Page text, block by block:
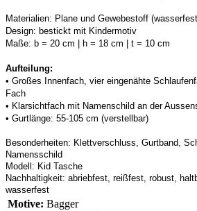
Materialien: Plane und Gewebestoff
Design: bestickt mit Kindermotiv
Maße: b = 20 cm | h = 18 cm | t = 10 cm
Aufteilung:
• Großes Innenfach, vier eingenähte
Fach
• Klarsichtfach mit Namenschild an der
• Gurtlänge: 55-105 cm (verstellbar)
Besonderheiten: Klettverschluss, Gurtband,
Namensschild
Modell: Kid Tasche
Nachhaltigkeit: abriebfest, reißfest, robust,
wasserfest
Motive: Bagger